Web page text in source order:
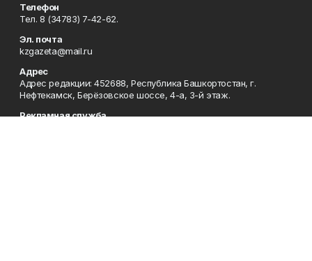
Телефон
Тел. 8 (34783) 7-42-62.
Эл. почта
kzgazeta@mail.ru
Адрес
Адрес редакции: 452688, Республика Башкортостан, г.
Нефтекамск, Берёзовское шоссе, 4-а, 3-й этаж.
Рекламная служба